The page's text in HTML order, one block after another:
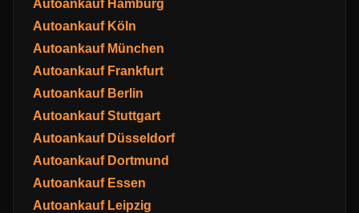
Autoankauf Hamburg
Autoankauf Köln
Autoankauf München
Autoankauf Frankfurt
Autoankauf Berlin
Autoankauf Stuttgart
Autoankauf Düsseldorf
Autoankauf Dortmund
Autoankauf Essen
Autoankauf Leipzig